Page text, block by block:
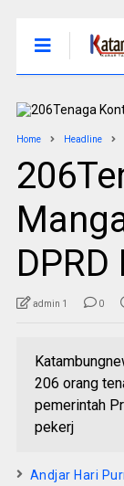
Home Headline
admin 1 0
206 orang
pemerintah
pekerj
Andjar Hari